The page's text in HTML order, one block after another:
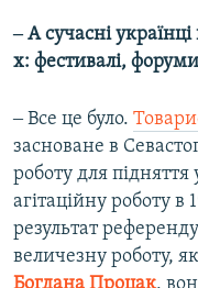
‒ А сучасні
х: фестивалі,
‒ Все це було.
засноване в
роботу для підняття
агітаційну роботу в
результат
величезну роботу,